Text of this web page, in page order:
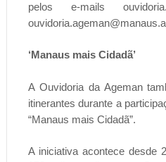
pelos e-mails
‘Manaus mais Cidadã’
A Ouvidoria da Ageman
itinerantes durante a
“Manaus mais Cidadã”.
A iniciativa acontece desde